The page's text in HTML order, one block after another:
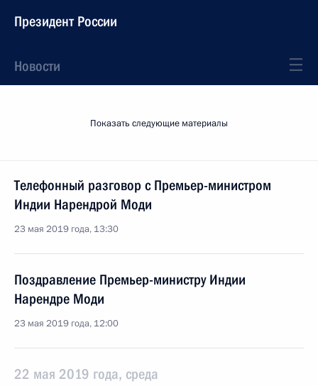
Президент России
Новости
Показать следующие материалы
Телефонный разговор с Премьер-министром
Индии Нарендрой Моди
23 мая 2019 года, 13:30
Поздравление Премьер-министру Индии
Нарендре Моди
23 мая 2019 года, 12:00
22 мая 2019 года, среда